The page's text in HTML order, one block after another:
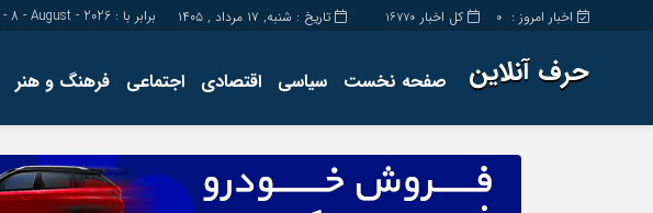
کل اخبار 16770 اخبار امروز : 0 تاریخ : شنبه, ۱۷ مرداد , ۱۴۰۵ برابر با : Saturday - 8 - August - 2026
حرف آنلاین صفحه نخست سیاسی اقتصادی اجتماعی فرهنگ و هنر